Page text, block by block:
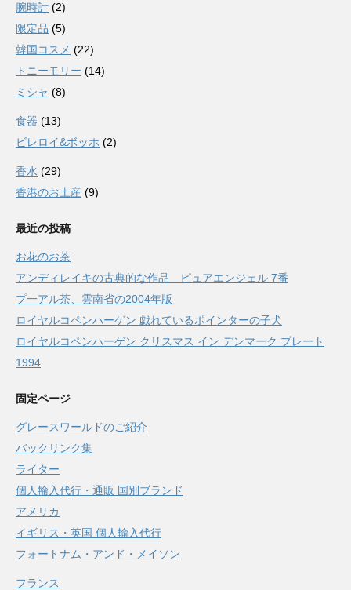
腕時計 (2)
限定品 (5)
韓国コスメ (22)
トニーモリー (14)
ミシャ (8)
食器 (13)
ビレロイ&ボッホ (2)
香水 (29)
香港のお土産 (9)
最近の投稿
お花のお茶
アンディレイキの古典的な作品 ピュアエンジェル 7番
プ一アル茶、雲南省の2004年版
ロイヤルコペンハーゲン 戯れているポインターの子犬
ロイヤルコペンハーゲン クリスマス イン デンマーク プレート
1994
固定ページ
グレースワールドのご紹介
バックリンク集
ライター
個人輸入代行・通販 国別ブランド
アメリカ
イギリス・英国 個人輸入代行
フォートナム・アンド・メイソン
フランス